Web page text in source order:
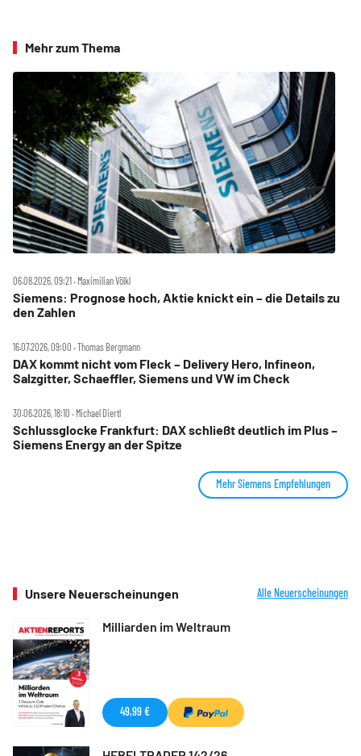
Mehr zum Thema
06.08.2026, 09:21 ‧ Maximilian Völkl
Siemens: Prognose hoch, Aktie knickt ein – die Details zu
den Zahlen
16.07.2026, 09:00 ‧ Thomas Bergmann
DAX kommt nicht vom Fleck – Delivery Hero, Infineon,
Salzgitter, Schaeffler, Siemens und VW im Check
30.06.2026, 18:10 ‧ Michael Diertl
Schlussglocke Frankfurt: DAX schließt deutlich im Plus –
Siemens Energy an der Spitze
Mehr Siemens Empfehlungen
Unsere Neuerscheinungen Alle Neuerscheinungen
Milliarden im Weltraum
49,99 €